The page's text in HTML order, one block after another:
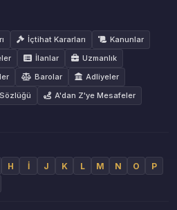
İçtihat Kararları
Kanunlar
İlanlar
Uzmanlık
Barolar
Adliyeler
A'dan Z'ye Mesafeler
H İ J K L M N O
P